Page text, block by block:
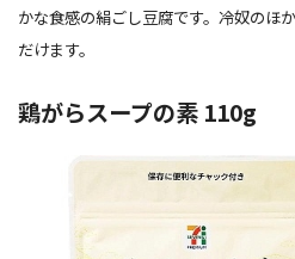
かな食感の絹ごし豆腐です。冷奴のほ
だけます。
鶏がらスープの素 110g